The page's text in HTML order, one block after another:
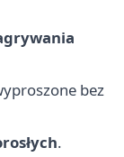
bez
.